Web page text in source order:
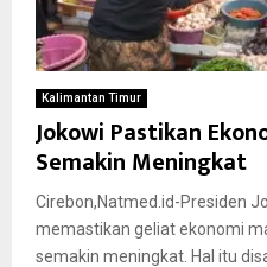
Kalimantan Timur
Jokowi Pastikan
Semakin Meningkat
Cirebon,Natmed.id-Presiden
memastikan geliat ekonomi
semakin meningkat. Hal itu